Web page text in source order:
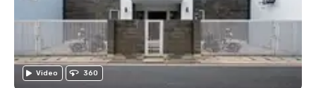
Video 360